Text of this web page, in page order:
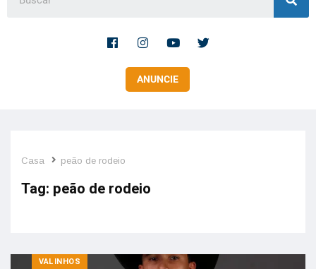
ANUNCIE
Casa peão de rodeio
Tag: peão de rodeio
VALINHOS